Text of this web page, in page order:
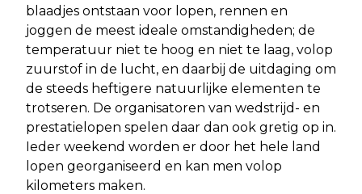
blaadjes ontstaan voor lopen, rennen en
joggen de meest ideale omstandigheden; de
temperatuur niet te hoog en niet te laag, volop
zuurstof in de lucht, en daarbij de uitdaging om
de steeds heftigere natuurlijke elementen te
trotseren. De organisatoren van wedstrijd- en
prestatielopen spelen daar dan ook gretig op in.
Ieder weekend worden er door het hele land
lopen georganiseerd en kan men volop
kilometers maken.